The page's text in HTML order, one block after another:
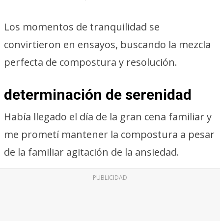
Los momentos de tranquilidad se
convirtieron en ensayos, buscando la mezcla
perfecta de compostura y resolución.
determinación de serenidad
Había llegado el día de la gran cena familiar y
me prometí mantener la compostura a pesar
de la familiar agitación de la ansiedad.
PUBLICIDAD